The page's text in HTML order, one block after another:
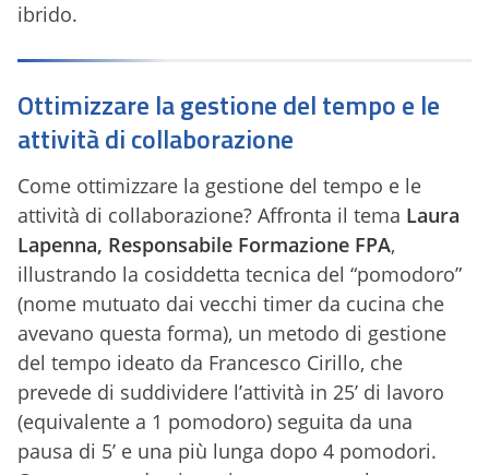
ibrido.
Ottimizzare la gestione del tempo e le
attività di collaborazione
Come ottimizzare la gestione del tempo e le
attività di collaborazione? Affronta il tema Laura
Lapenna, Responsabile Formazione FPA,
illustrando la cosiddetta tecnica del “pomodoro”
(nome mutuato dai vecchi timer da cucina che
avevano questa forma), un metodo di gestione
del tempo ideato da Francesco Cirillo, che
prevede di suddividere l’attività in 25’ di lavoro
(equivalente a 1 pomodoro) seguita da una
pausa di 5’ e una più lunga dopo 4 pomodori.